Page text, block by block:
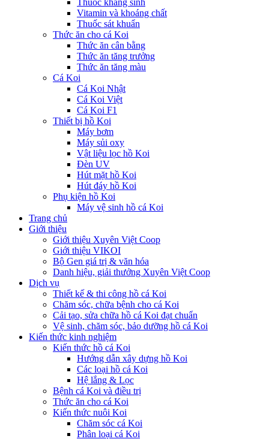
Thuốc kháng sinh
Vitamin và khoáng chất
Thuốc sát khuẩn
Thức ăn cho cá Koi
Thức ăn cân bằng
Thức ăn tăng trưởng
Thức ăn tăng màu
Cá Koi
Cá Koi Nhật
Cá Koi Việt
Cá Koi F1
Thiết bị hồ Koi
Máy bơm
Máy sủi oxy
Vật liệu lọc hồ Koi
Đèn UV
Hút mặt hồ Koi
Hút đáy hồ Koi
Phụ kiện hồ Koi
Máy vệ sinh hồ cá Koi
Trang chủ
Giới thiệu
Giới thiệu Xuyên Việt Coop
Giới thiệu VIKOI
Bộ Gen giá trị & văn hóa
Danh hiệu, giải thưởng Xuyên Việt Coop
Dịch vụ
Thiết kế & thi công hồ cá Koi
Chăm sóc, chữa bệnh cho cá Koi
Cải tạo, sửa chữa hồ cá Koi đạt chuẩn
Vệ sinh, chăm sóc, bảo dưỡng hồ cá Koi
Kiến thức kinh nghiệm
Kiến thức hồ cá Koi
Hướng dẫn xây dựng hồ Koi
Các loại hồ cá Koi
Hệ lắng & Lọc
Bệnh cá Koi và điều trị
Thức ăn cho cá Koi
Kiến thức nuôi Koi
Chăm sóc cá Koi
Phân loại cá Koi